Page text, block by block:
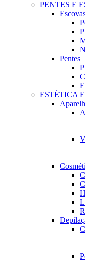
PENTES E
Pentes
ESTÉTICA